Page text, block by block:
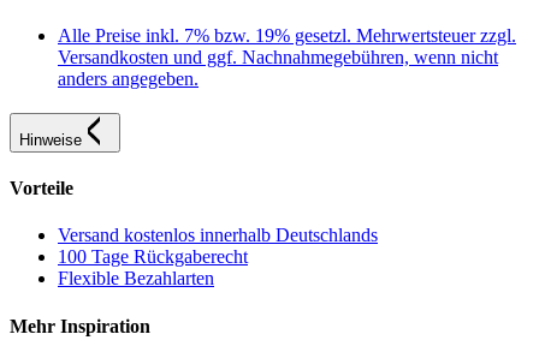
Alle Preise inkl. 7% bzw. 19% gesetzl. Mehrwertsteuer zzgl.
Versandkosten und ggf. Nachnahmegebühren, wenn nicht
anders angegeben.
Hinweise
Vorteile
Versand kostenlos innerhalb Deutschlands
100 Tage Rückgaberecht
Flexible Bezahlarten
Mehr Inspiration